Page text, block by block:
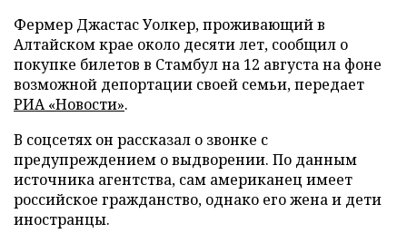
Фермер Джастас Уолкер, проживающий в
Алтайском крае около десяти лет, сообщил о
покупке билетов в Стамбул на 12 августа на фоне
возможной депортации своей семьи, передает
РИА «Новости».
В соцсетях он рассказал о звонке с
предупреждением о выдворении. По данным
источника агентства, сам американец имеет
российское гражданство, однако его жена и дети
иностранцы.